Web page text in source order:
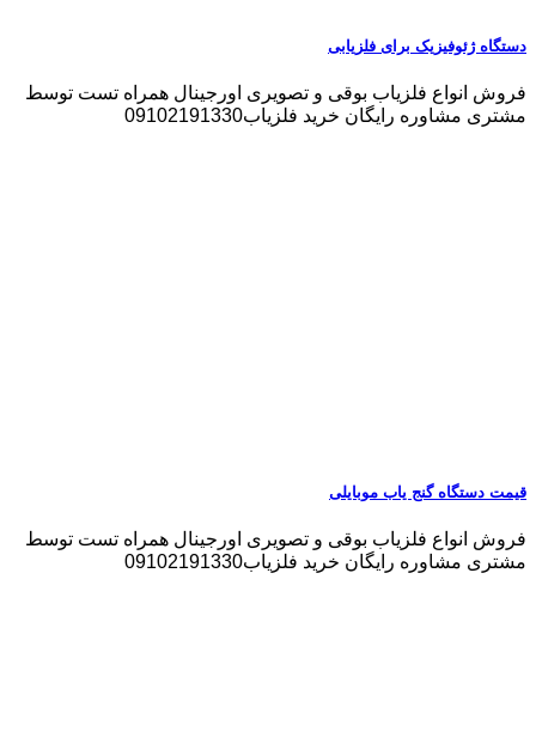
دستگاه ژئوفیزیک برای فلزیابی
فروش انواع فلزیاب بوقی و تصویری اورجینال همراه تست توسط
مشتری مشاوره رایگان خرید فلزیاب09102191330
قیمت دستگاه گنج یاب موبایلی
فروش انواع فلزیاب بوقی و تصویری اورجینال همراه تست توسط
مشتری مشاوره رایگان خرید فلزیاب09102191330